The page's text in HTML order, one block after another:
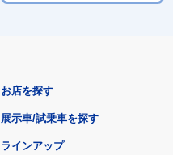
お店を探す
展示車/試乗車を探す
ラインアップ